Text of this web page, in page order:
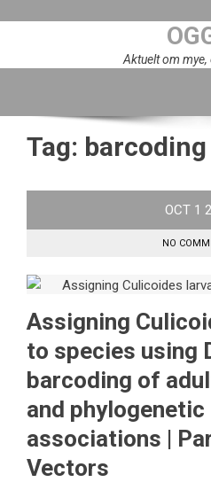
Aktuelt om
Tag: barcoding
OCT 1
NO
Assigning
to species using
barcoding of
and phylogenetic
associations |
Vectors